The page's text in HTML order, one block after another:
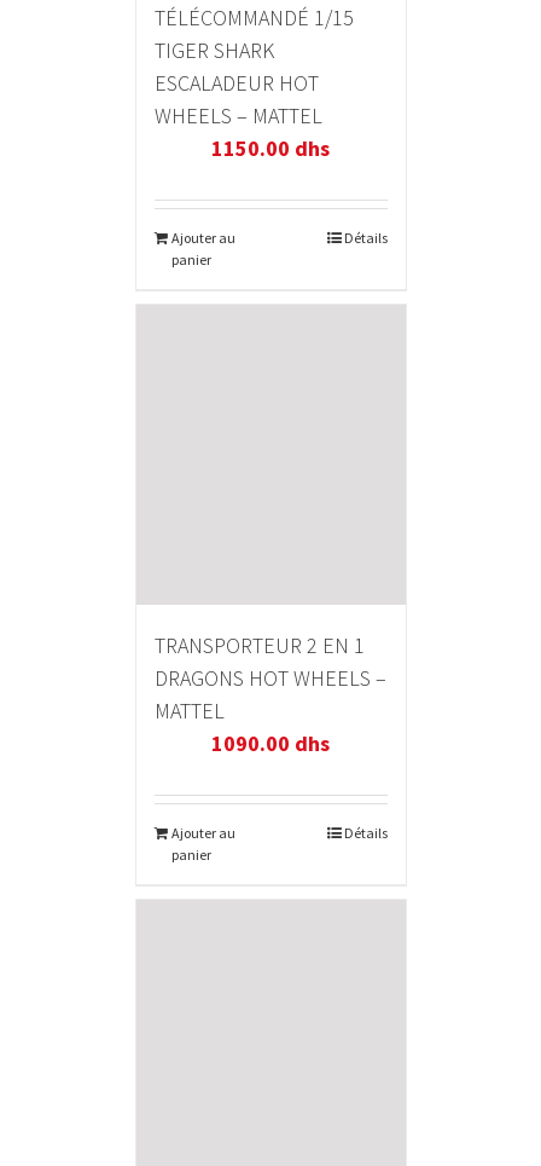
TÉLÉCOMMANDÉ 1/15
TIGER SHARK
ESCALADEUR HOT
WHEELS – MATTEL
1150.00 dhs
Ajouter au
panier
Détails
TRANSPORTEUR 2 EN 1
DRAGONS HOT WHEELS –
MATTEL
1090.00 dhs
Ajouter au
panier
Détails